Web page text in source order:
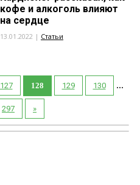
кофе и алкоголь влияют
на сердце
13.01.2022 | Статьи
127 128 129 130 ...
297 »